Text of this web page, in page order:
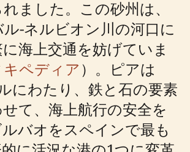
ました。この砂州は、
-ネルビオン川の河口に
海上交通を妨げていま
キペディア）。ピアは
にわたり、鉄と石の要素
て、海上航行の安全を
バオをスペインで最も